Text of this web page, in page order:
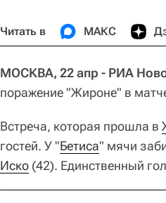
Читать в МАКС
МОСКВА, 22 апр - РИА
поражение "Жироне" в
Встреча, которая прошла в
гостей. У "Бетиса" мячи
Иско (42). Единственный